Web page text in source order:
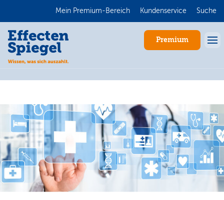
Mein Premium-Bereich Kundenservice Suche
Premium
Anmelden